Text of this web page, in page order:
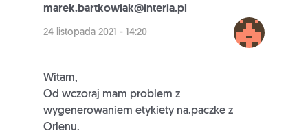
marek.bartkowiak@interia.pl
24 listopada 2021 - 14:20
Witam,
Od wczoraj mam problem z
wygenerowaniem etykiety na.paczke z
Orlenu.